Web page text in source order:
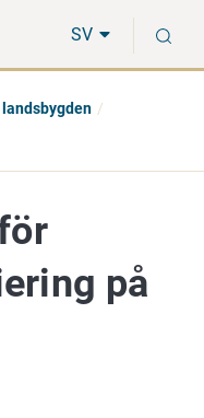
SV
på